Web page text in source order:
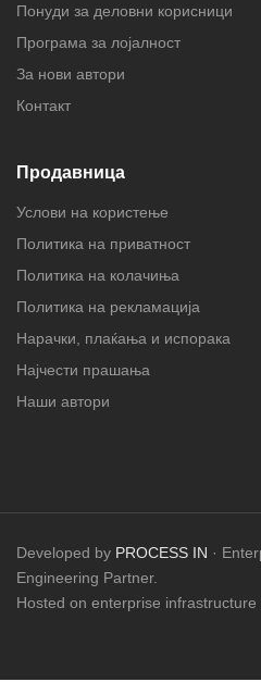
Понуди за деловни корисници
Програма за лојалност
За нови автори
Контакт
Продавница
Услови на користење
Политика на приватност
Политика на колачиња
Политика на рекламација
Нарачки, плаќања и испорака
Најчести прашања
Наши автори
Developed by PROCESS IN ·
Engineering Partner.
Hosted on enterprise infrastructure